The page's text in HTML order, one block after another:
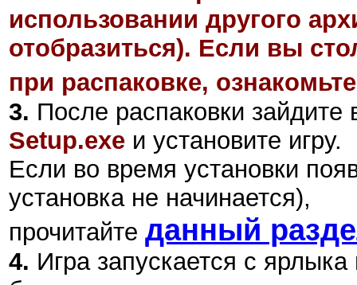
использовании другого
отобразиться). Если вы
при распаковке,
3. После распаковки зайдите
Setup.exe и установите игру.
Если во время установки
установка не начинается),
прочитайте данный
4. Игра запускается с